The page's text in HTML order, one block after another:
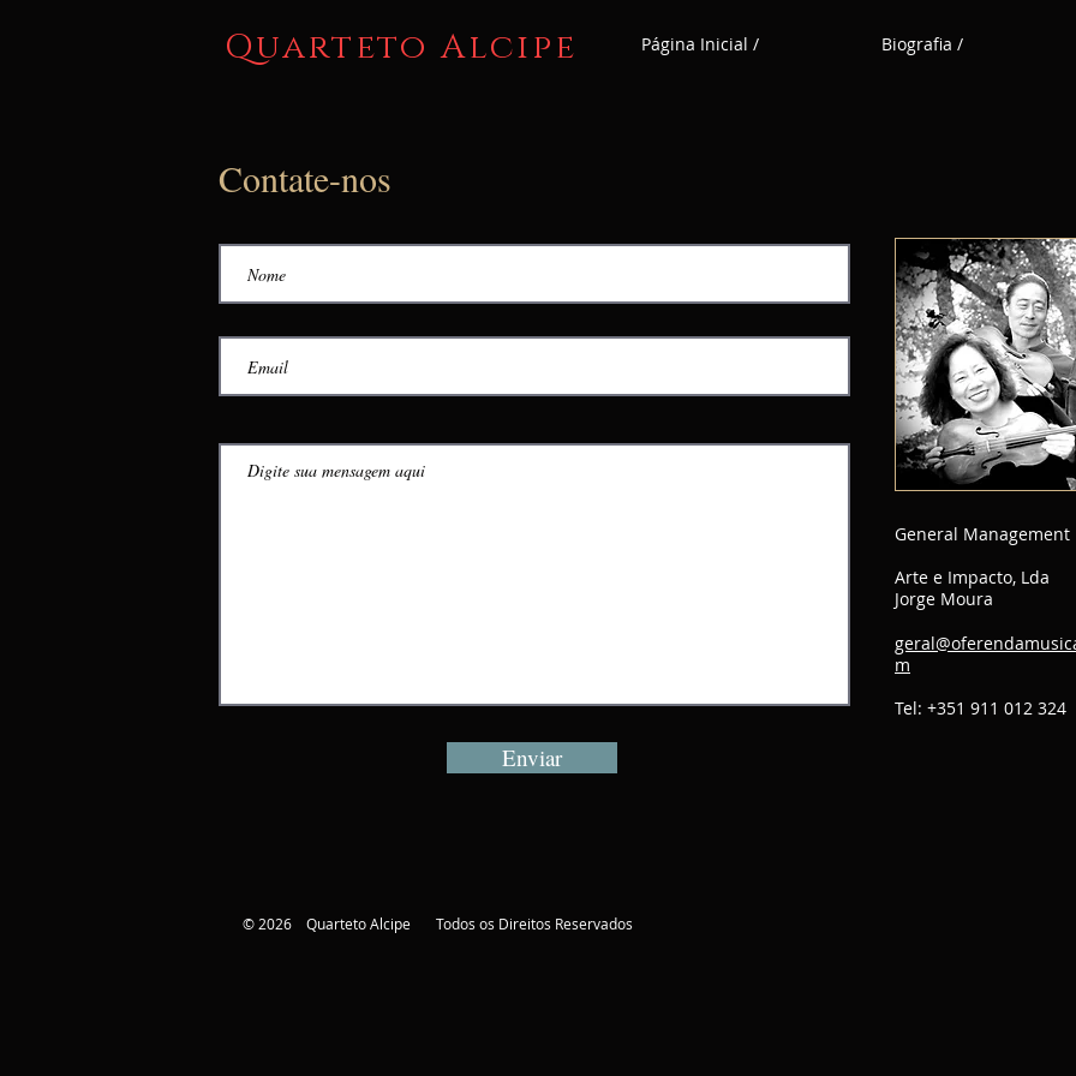
Quarteto Alcipe Página Inicial / Biografia /
Contate-nos
Enviar
General Management
Arte e Impacto, Lda
Jorge Moura
m
Tel: +351 911 012 324
© 2026 Quarteto Alcipe Todos os Direitos Reservados